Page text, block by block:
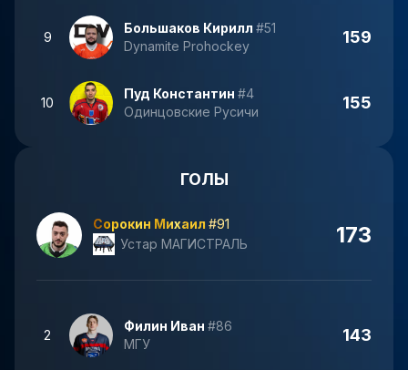
9
Большаков Кирилл #51
Dynamite Prohockey
159
10
Пуд Константин #4
Одинцовские Русичи
155
ГОЛЫ
Сорокин Михаил #91
Устар МАГИСТРАЛЬ
173
2
Филин Иван #86
МГУ
143